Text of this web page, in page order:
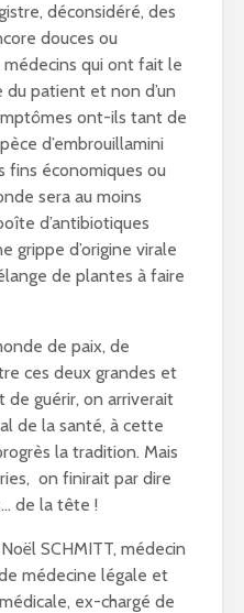
déconsidéré, des
douces ou
qui ont fait le
du patient et non d’un
ont-ils tant de
d’embrouillamini
fins économiques ou
sera au moins
d’antibiotiques
grippe d’origine virale
de plantes à faire
de paix, de
ces deux grandes et
de guérir, on arriverait
de la santé, à cette
la tradition. Mais
on finirait par dire
de la tête !
SCHMITT, médecin
médecine légale et
ex-chargé de